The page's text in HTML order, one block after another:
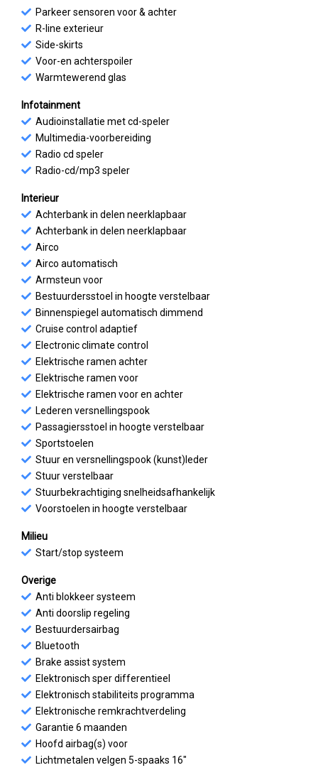
Parkeer sensoren voor & achter
R-line exterieur
Side-skirts
Voor-en achterspoiler
Warmtewerend glas
Infotainment
Audioinstallatie met cd-speler
Multimedia-voorbereiding
Radio cd speler
Radio-cd/mp3 speler
Interieur
Achterbank in delen neerklapbaar
Achterbank in delen neerklapbaar
Airco
Airco automatisch
Armsteun voor
Bestuurdersstoel in hoogte verstelbaar
Binnenspiegel automatisch dimmend
Cruise control adaptief
Electronic climate control
Elektrische ramen achter
Elektrische ramen voor
Elektrische ramen voor en achter
Lederen versnellingspook
Passagiersstoel in hoogte verstelbaar
Sportstoelen
Stuur en versnellingspook (kunst)leder
Stuur verstelbaar
Stuurbekrachtiging snelheidsafhankelijk
Voorstoelen in hoogte verstelbaar
Milieu
Start/stop systeem
Overige
Anti blokkeer systeem
Anti doorslip regeling
Bestuurdersairbag
Bluetooth
Brake assist system
Elektronisch sper differentieel
Elektronisch stabiliteits programma
Elektronische remkrachtverdeling
Garantie 6 maanden
Hoofd airbag(s) voor
Lichtmetalen velgen 5-spaaks 16"